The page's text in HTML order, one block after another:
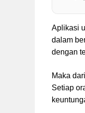
Aplikasi
dalam
dengan
Maka
Setiap